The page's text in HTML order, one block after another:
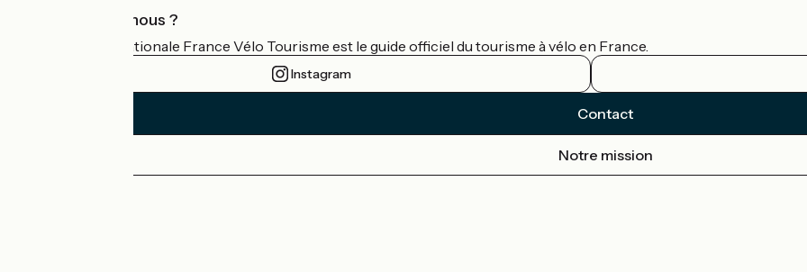
Qui sommes-nous ?
L'association nationale France Vélo Tourisme est le guide officiel du tourisme à vélo en France.
Instagram
Contact
Notre mission